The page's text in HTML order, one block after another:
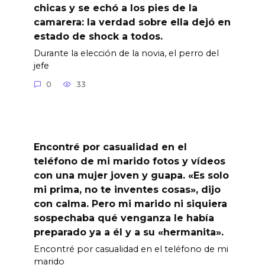
chicas y se echó a los pies de la
camarera: la verdad sobre ella dejó en
estado de shock a todos.
Durante la elección de la novia, el perro del
jefe
0 33
Encontré por casualidad en el
teléfono de mi marido fotos y vídeos
con una mujer joven y guapa. «Es solo
mi prima, no te inventes cosas», dijo
con calma. Pero mi marido ni siquiera
sospechaba qué venganza le había
preparado ya a él y a su «hermanita».
Encontré por casualidad en el teléfono de mi
marido